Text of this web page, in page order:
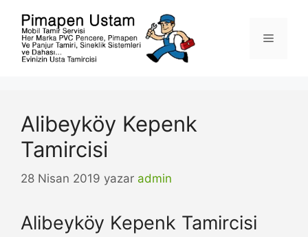
Menü
Alibeyköy Kepenk
Tamircisi
28 Nisan 2019 yazar admin
Alibeyköy Kepenk Tamircisi